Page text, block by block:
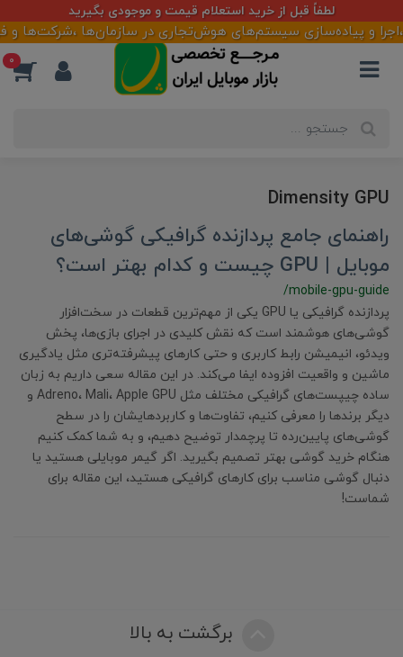
لطفاً قبل از خرید استعلام قیمت و موجودی بگیرید
و پیاده‌سازی سیستم‌های هوش‌تجاری در سازمان‌ها ،شرکت‌ها و
0
Dimensity GPU
راهنمای جامع پردازنده‌ گرافیکی گوشی‌های
موبایل | GPU چیست و کدام بهتر است؟
/mobile-gpu-guide
پردازنده‌ گرافیکی یا GPU یکی از مهم‌ترین قطعات در سخت‌افزار
گوشی‌های هوشمند است که نقش کلیدی در اجرای بازی‌ها، پخش
ویدئو، انیمیشن رابط کاربری و حتی کارهای پیشرفته‌تری مثل یادگیری
ماشین و واقعیت افزوده ایفا می‌کند. در این مقاله سعی داریم به زبان
ساده چیپست‌های گرافیکی مختلف مثل Adreno، Mali، Apple GPU و
دیگر برندها را معرفی کنیم، تفاوت‌ها و کاربردهایشان را در سطح
گوشی‌های پایین‌رده تا پرچمدار توضیح دهیم، و به شما کمک کنیم
هنگام خرید گوشی بهتر تصمیم بگیرید. اگر گیمر موبایلی هستید یا
دنبال گوشی مناسب برای کارهای گرافیکی هستید، این مقاله برای
شماست!
برگشت به بالا